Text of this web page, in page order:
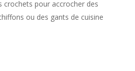
crochets pour accrocher des
ou des gants de cuisine